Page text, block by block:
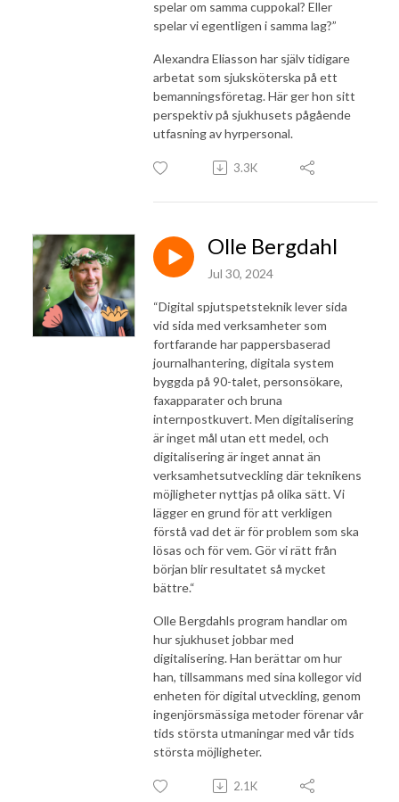
spelar om samma cuppokal? Eller
spelar vi egentligen i samma lag?”
Alexandra Eliasson har själv tidigare
arbetat som sjuksköterska på ett
bemanningsföretag. Här ger hon sitt
perspektiv på sjukhusets pågående
utfasning av hyrpersonal.
3.3K
Olle Bergdahl
Jul 30, 2024
“Digital spjutspetsteknik lever sida
vid sida med verksamheter som
fortfarande har pappersbaserad
journalhantering, digitala system
byggda på 90-talet, personsökare,
faxapparater och bruna
internpostkuvert. Men digitalisering
är inget mål utan ett medel, och
digitalisering är inget annat än
verksamhetsutveckling där teknikens
möjligheter nyttjas på olika sätt. Vi
lägger en grund för att verkligen
förstå vad det är för problem som ska
lösas och för vem. Gör vi rätt från
början blir resultatet så mycket
bättre.“
Olle Bergdahls program handlar om
hur sjukhuset jobbar med
digitalisering. Han berättar om hur
han, tillsammans med sina kollegor vid
enheten för digital utveckling, genom
ingenjörsmässiga metoder förenar vår
tids största utmaningar med vår tids
största möjligheter.
2.1K